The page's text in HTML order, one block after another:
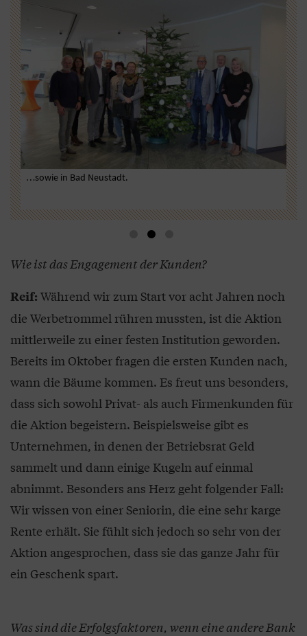
…sowie in Bad Neustadt.
Wie ist das Engagement der Kunden?
Reif: Während wir zum Start vor acht Jahren noch
die Werbetrommel rühren mussten, ist die Aktion
mittlerweile zu einer festen Institution geworden.
Bereits im Oktober fragen die ersten Kunden nach,
wann die Bäume kommen. Es freut uns besonders,
dass sich sowohl Privat- als auch Firmenkunden für
die Aktion begeistern. Beispielsweise gibt es
Unternehmen, in denen der Betriebsrat Geld
sammelt und dann einige Kugeln auf einmal
abnimmt. Besonders ans Herz geht folgender Fall:
Wir wissen von einer Seniorin, die eine sehr karge
Rente erhält. Sie fühlt sich jedoch so sehr von der
Aktion angesprochen, dass sie das ganze Jahr für
ein Geschenk spart.
Was sind die Erfolgsfaktoren, wenn eine andere Bank